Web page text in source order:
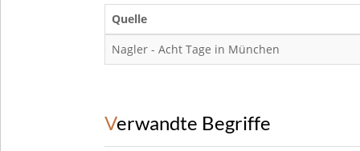
Quelle
Nagler - Acht Tage in München
Verwandte Begriffe